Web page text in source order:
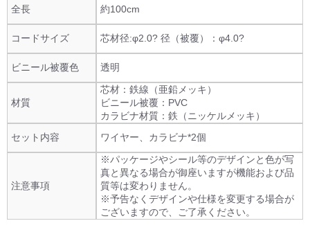
全長 約100cm
コードサイズ 芯材径:φ2.0? 径（被覆）：φ4.0?
ビニール被覆色 透明
材質
芯材：鉄線（亜鉛メッキ）
ビニール被覆：PVC
カラビナ材質：鉄（ニッケルメッキ）
セット内容
ワイヤー、カラビナ*2個
注意事項
※パッケージやシール等のデザインと色が写
真と異なる場合が御座いますが機能および品
質等は変わりません。
※予告なくデザインや仕様を変更する場合が
ございますので、ご了承ください。